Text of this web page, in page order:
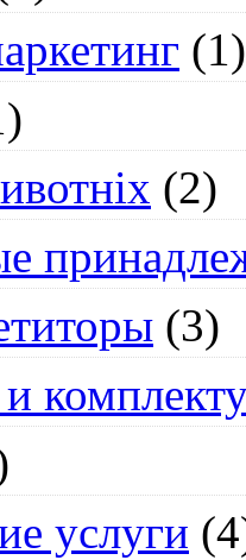
(1)
(2)
(3)
услуги